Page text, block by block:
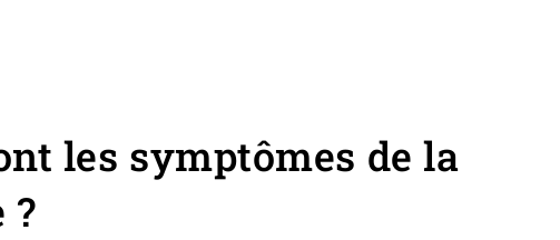
les symptômes de la
?